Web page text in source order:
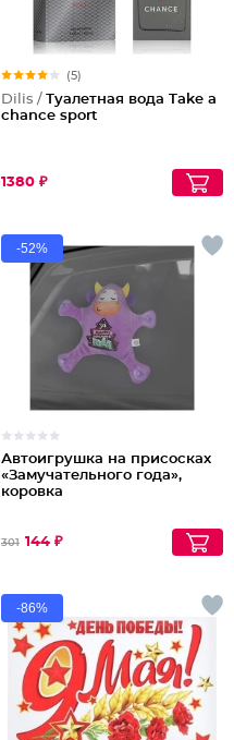
(5)
Dilis / Туалетная вода Take a
chance sport
1380 ₽
-52%
Автоигрушка на присосках
«Замучательного года»,
коровка
301 144 ₽
-86%